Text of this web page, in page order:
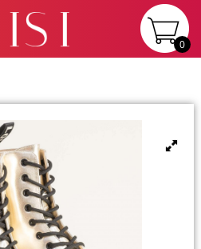
0